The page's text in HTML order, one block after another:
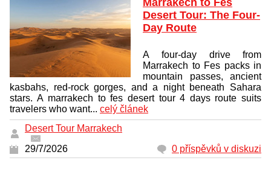
Desert Tour: The Four-
Day Route
A four-day drive from
Marrakech to Fes packs in
mountain passes, ancient
kasbahs, red-rock gorges, and a night beneath Sahara
stars. A marrakech to fes desert tour 4 days route suits
travelers who want... celý článek
Desert Tour Marrakech
29/7/2026
0 příspěvků v diskuzi